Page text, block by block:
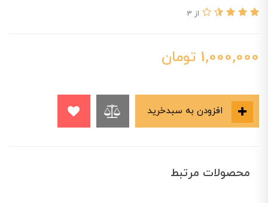
از 3
1,000,000 تومان
محصولات مرتبط